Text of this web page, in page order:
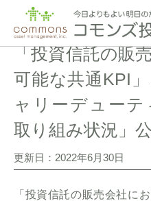
コモンズ投信 ホーム >お客さま
「投資信託の販
可能な共通KPI
ャリーデューテ
取り組み状況」
更新日：2022年6月30日
「投資信託の販売会社に